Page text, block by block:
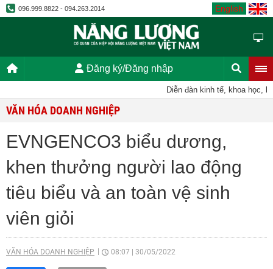
096.999.8822 - 094.263.2014 English
Đăng ký/Đăng nhập
Diễn đàn kinh tế, khoa học, kỹ
VĂN HÓA DOANH NGHIỆP
EVNGENCO3 biểu dương,
khen thưởng người lao động
tiêu biểu và an toàn vệ sinh
viên giỏi
VĂN HÓA DOANH NGHIỆP 08:07 30/05/2022